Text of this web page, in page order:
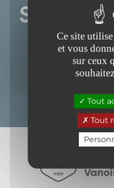
Ce site
et vous
sur ceux
Tout
Tout
Suivez
S'INSCRIRE À